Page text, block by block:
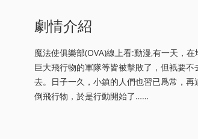
劇情介紹
魔法使俱樂部(OVA)線上看:動漫,有一天，
巨大飛行物的軍隊等皆被擊敗了，但衹要
去。日子一久，小鎮的人們也習已爲常，
倒飛行物，於是行動開始了……